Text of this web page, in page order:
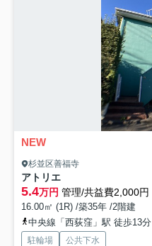
NEW
杉並区善福寺
アトリエ
5.4万円 管理/共益費2,000円
16.00㎡ (1R) /築35年 /2階建
中央線「西荻窪」駅 徒歩13分
駐輪場 公共下水